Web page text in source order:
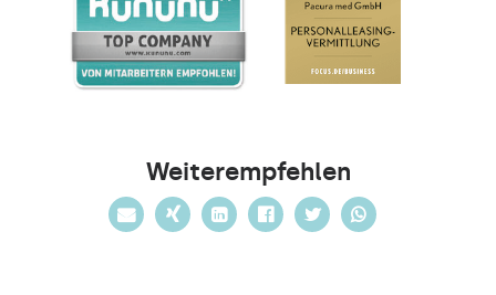
Weiterempfehlen